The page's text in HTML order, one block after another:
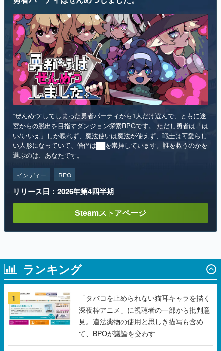
“ぜんめつ”してしまった勇者パーティから1人だけ選んで、ともに迷
宮からの脱出を目指すダンジョン探索RPGです。 ただし勇者は「は
い/いいえ」しか喋れず、魔法使いは魔法が使えず、戦士は可愛らし
い人形になっていて、僧侶は██を崇拝しています。誰を救うのかを
選ぶのは、あなたです。
インディー RPG
リリース日：2026年第4四半期
Steamストアページ
ランキング
1
「タバコを止められない猫耳キャラを描く
深夜枠アニメ」に視聴者の一部から批判意
見。違法薬物の使用と思しき描写も含め
て、BPOが議論を交わす